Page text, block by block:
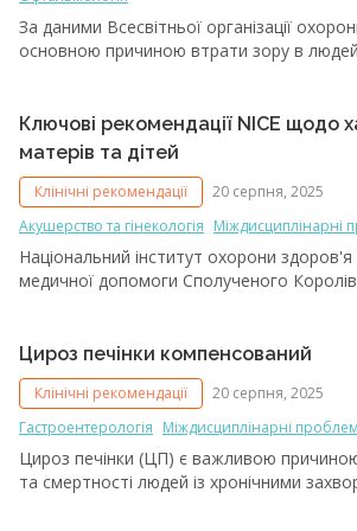
пріоритизація ПМД. Із цією метою
Canada впровадила новий підхід до
рекомендацій. На додаток до
прагматичні рекомендації щодо
у дорослих пацієнтів для ефективного
у щоденній практиці. Пропонуємо до
адаптований переклад цього документа.
За даними Всесвітньої організації
основною причиною втрати зору в
Ключові рекомендації NICE щодо
матерів та дітей
Клінічні рекомендації
20 серпня, 2025
Акушерство та гінекологія Міждисциплінарні
Національний інститут охорони здоров'я
медичної допомоги Сполученого
матерів і дітей: харчування та контроль
вагітності, а також харчування дітей до
(NG247). Ці обґрунтовані доказами
для медичних працівників спрямовані
дитинстві.
Цироз печінки компенсований
Клінічні рекомендації
20 серпня, 2025
Гастроентерологія Міждисциплінарні
Цироз печінки (ЦП) є важливою
та смертності людей із хронічними